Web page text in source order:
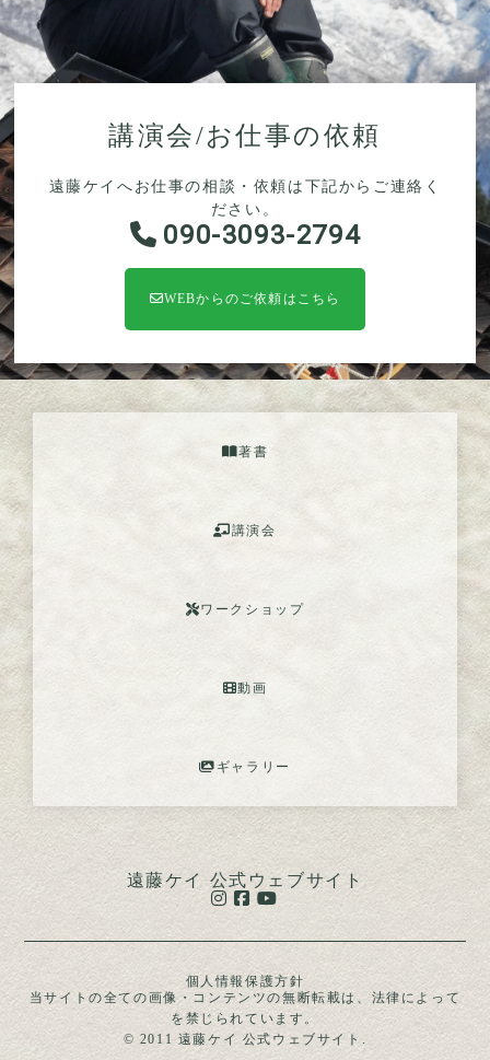
講演会/お仕事の依頼
遠藤ケイへお仕事の相談・依頼は下記からご連絡く
ださい。
090-3093-2794
WEBからのご依頼はこちら
著書
講演会
ワークショップ
動画
ギャラリー
遠藤ケイ 公式ウェブサイト
当サイトの全ての画像・コンテンツの無断転載は、法律によって
を禁じられています。
© 2011 遠藤ケイ 公式ウェブサイト.
個人情報保護方針